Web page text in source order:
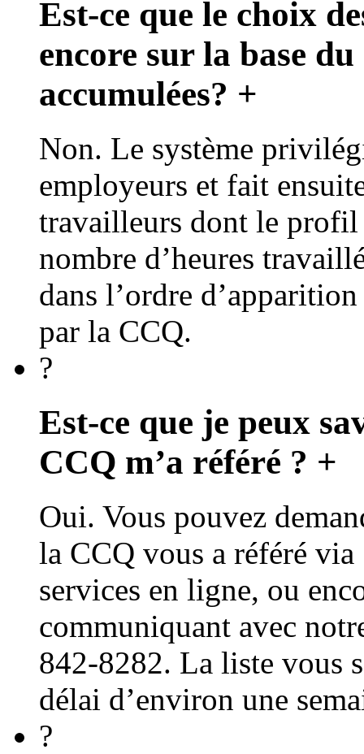
Est-ce que le choix
encore sur la base
accumulées? +
Non. Le système
employeurs et fait
travailleurs dont le profil
nombre d’heures
dans l’ordre
par la CCQ.
?
Est-ce que je peux
CCQ m’a référé ? +
Oui. Vous pouvez
la CCQ vous a référé
services en ligne, ou
communiquant avec
842-8282. La liste vous
délai d’environ une
?